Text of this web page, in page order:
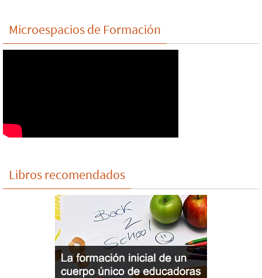
Microespacios de Formación
Libros recomendados